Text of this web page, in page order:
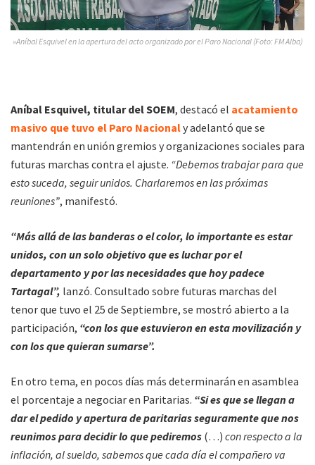
»Aníbal Esquivel en la apertura del acto organizado por el Paro Nacional (Foto: FM Alba)
Aníbal Esquivel, titular del SOEM, destacó el acatamiento
masivo que tuvo el Paro Nacionaly adelantó que se
mantendrán en unión gremios y organizaciones sociales para
futuras marchas contra el ajuste. “Debemos trabajar para que
esto suceda, seguir unidos. Charlaremos en las próximas
reuniones”, manifestó.
“Más allá de las banderas o el color, lo importante es estar
unidos, con un solo objetivo que es luchar por el
departamento y por las necesidades que hoy padece
Tartagal”, lanzó. Consultado sobre futuras marchas del
tenor que tuvo el 25 de Septiembre, se mostró abierto a la
participación, “con los que estuvieron en esta movilización y
con los que quieran sumarse”.
En otro tema, en pocos días más determinarán en asamblea
el porcentaje a negociar en Paritarias. “Si es que se llegan a
dar el pedido y apertura de paritarias seguramente que nos
reunimos para decidir lo que pediremos (…) con respecto a la
inflación, al sueldo, sabemos que cada día el compañero va